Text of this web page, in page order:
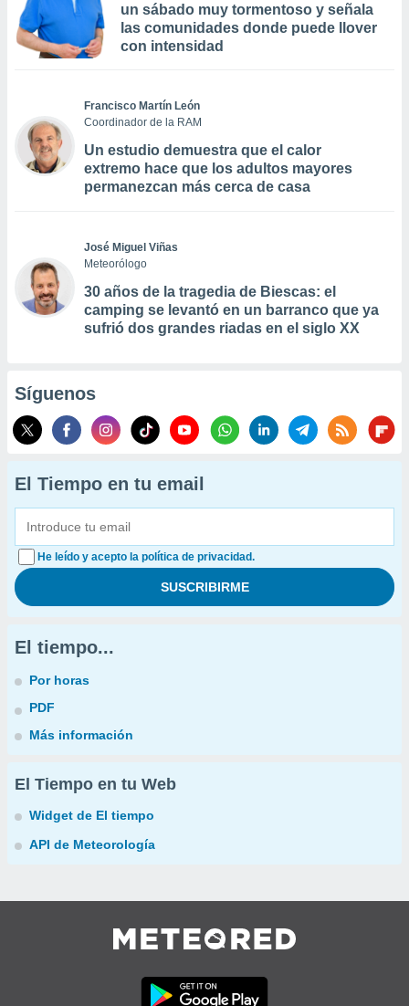
un sábado muy tormentoso y señala
las comunidades donde puede llover
con intensidad
Francisco Martín León
Coordinador de la RAM
Un estudio demuestra que el calor
extremo hace que los adultos mayores
permanezcan más cerca de casa
José Miguel Viñas
Meteorólogo
30 años de la tragedia de Biescas: el
camping se levantó en un barranco que ya
sufrió dos grandes riadas en el siglo XX
Síguenos
El Tiempo en tu email
He leído y acepto la política de privacidad.
El tiempo...
Por horas
PDF
Más información
El Tiempo en tu Web
Widget de El tiempo
API de Meteorología